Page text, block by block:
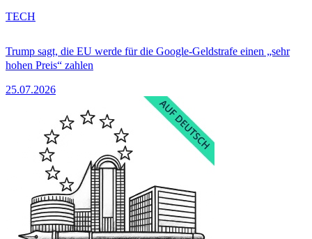
Trump sagt, die EU werde für die Google-Geldstrafe einen „sehr
hohen Preis“ zahlen
25.07.2026
TECH